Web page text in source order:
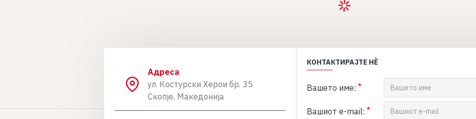
Адреса
ул. Костурски Херои бр. 35
Скопје, Македонија
КОНТАКТИРАЈТЕ НЀ
Вашето име:
Вашиот e-mail: